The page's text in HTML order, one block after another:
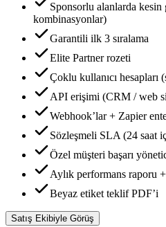
Sponsorlu alanlarda kesin
kombinasyonlar)
Garantili ilk 3 sıralama
Elite Partner rozeti
Çoklu kullanıcı hesapları
API erişimi (CRM / web
Webhook’lar + Zapier
Sözleşmeli SLA (24 saat
Özel müşteri başarı
Aylık performans raporu +
Beyaz etiket teklif PDF’i
Satış Ekibiyle Görüş